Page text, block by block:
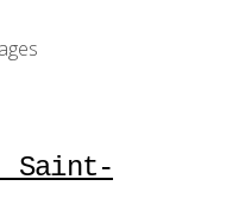
Saint-